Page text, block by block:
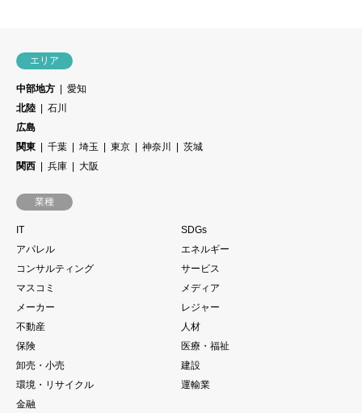
エリア
中部地方
愛知
北陸
石川
広島
関東
千葉 埼玉 東京 神奈川
茨城
関西
兵庫 大阪
業種
IT
SDGs
アパレル
エネルギー
コンサルティング
サービス
マスコミ
メディア
メーカー
レジャー
不動産
人材
保険
医療・福祉
卸売・小売
建設
環境・リサイクル
運輸業
金融